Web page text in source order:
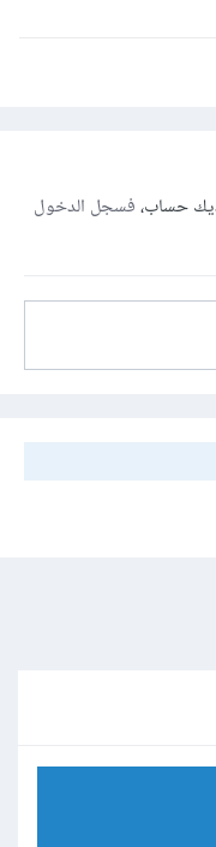
حساب،فسجل الدخول